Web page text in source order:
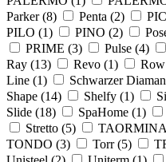
Parker (8) Penta (2)
PILO (1) PINO (2)
PRIME (3) Pulse (4)
Ray (13) Revo (1)
Line (1) Schwarzer
Shape (14) Shelfy (1)
Slide (18) SpaHome (1)
Stretto (5)
TONDO (3) Torr (5)